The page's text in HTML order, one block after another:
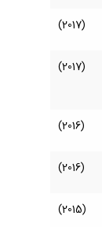
(2017)
(2017)
(2016)
(2016)
(2015)